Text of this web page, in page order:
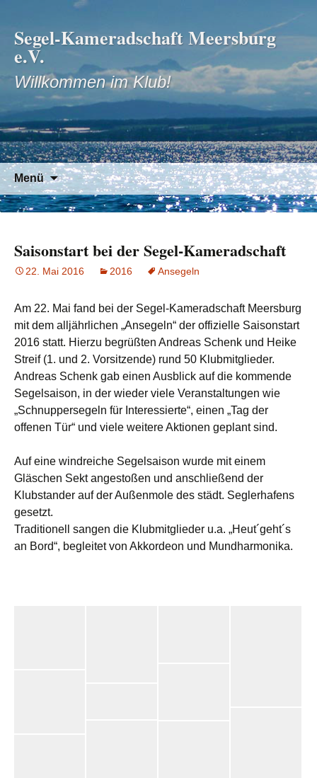
Segel-Kameradschaft Meersburg
e.V.
Willkommen im Klub!
Menü
Zum
Inhalt
springen
Suchen
nach:
Saisonstart bei der Segel-Kameradschaft
22. Mai 2016 2016 Ansegeln
Am 22. Mai fand bei der Segel-Kameradschaft Meersburg
mit dem alljährlichen „Ansegeln“ der offizielle Saisonstart
2016 statt. Hierzu begrüßten Andreas Schenk und Heike
Streif (1. und 2. Vorsitzende) rund 50 Klubmitglieder.
Andreas Schenk gab einen Ausblick auf die kommende
Segelsaison, in der wieder viele Veranstaltungen wie
„Schnuppersegeln für Interessierte“, einen „Tag der
offenen Tür“ und viele weitere Aktionen geplant sind.
Auf eine windreiche Segelsaison wurde mit einem
Gläschen Sekt angestoßen und anschließend der
Klubstander auf der Außenmole des städt. Seglerhafens
gesetzt.
Traditionell sangen die Klubmitglieder u.a. „Heut´geht´s
an Bord“, begleitet von Akkordeon und Mundharmonika.